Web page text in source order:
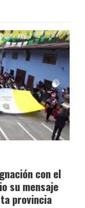
con el
su mensaje
provincia